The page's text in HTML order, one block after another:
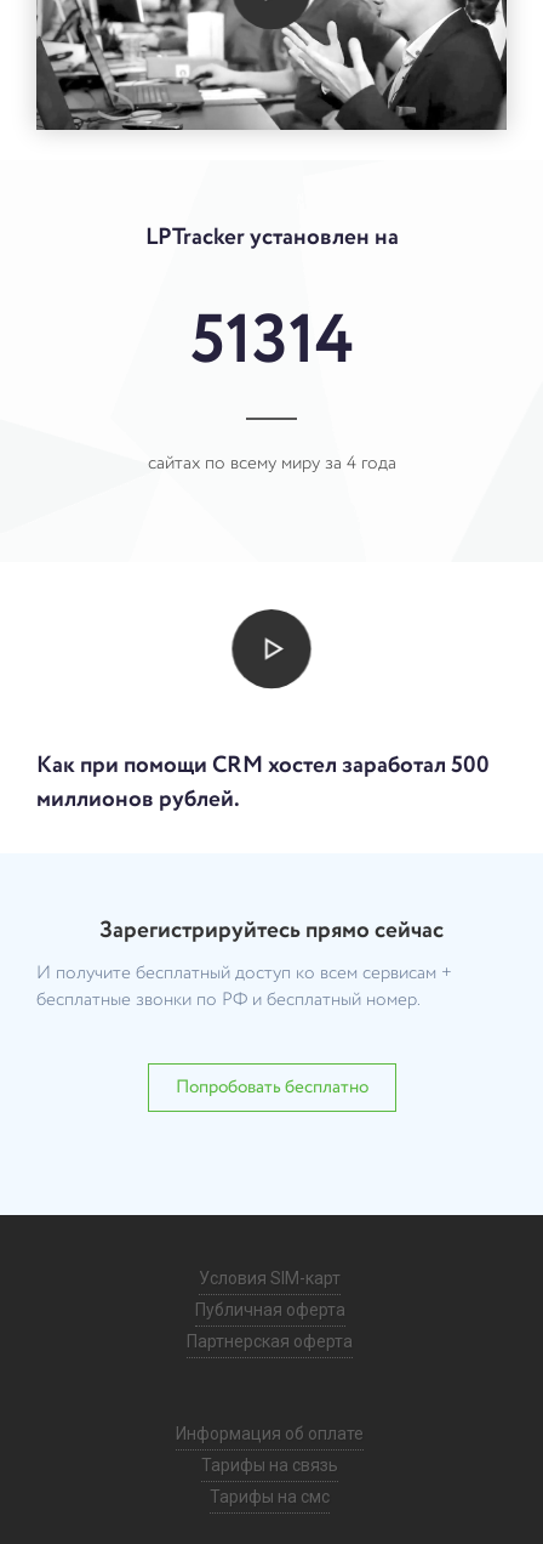
LPTracker установлен на
51314
сайтах по всему миру за 4 года
Как при помощи CRM хостел заработал 500
миллионов рублей.
Зарегистрируйтесь прямо сейчас
И получите бесплатный доступ ко всем сервисам +
бесплатные звонки по РФ и бесплатный номер.
Попробовать бесплатно
Условия SIM-карт
Публичная оферта
Партнерская оферта
Информация об оплате
Тарифы на связь
Тарифы на смс